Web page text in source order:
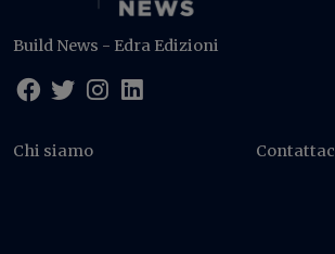
Build News - Edra Edizioni
Chi siamo